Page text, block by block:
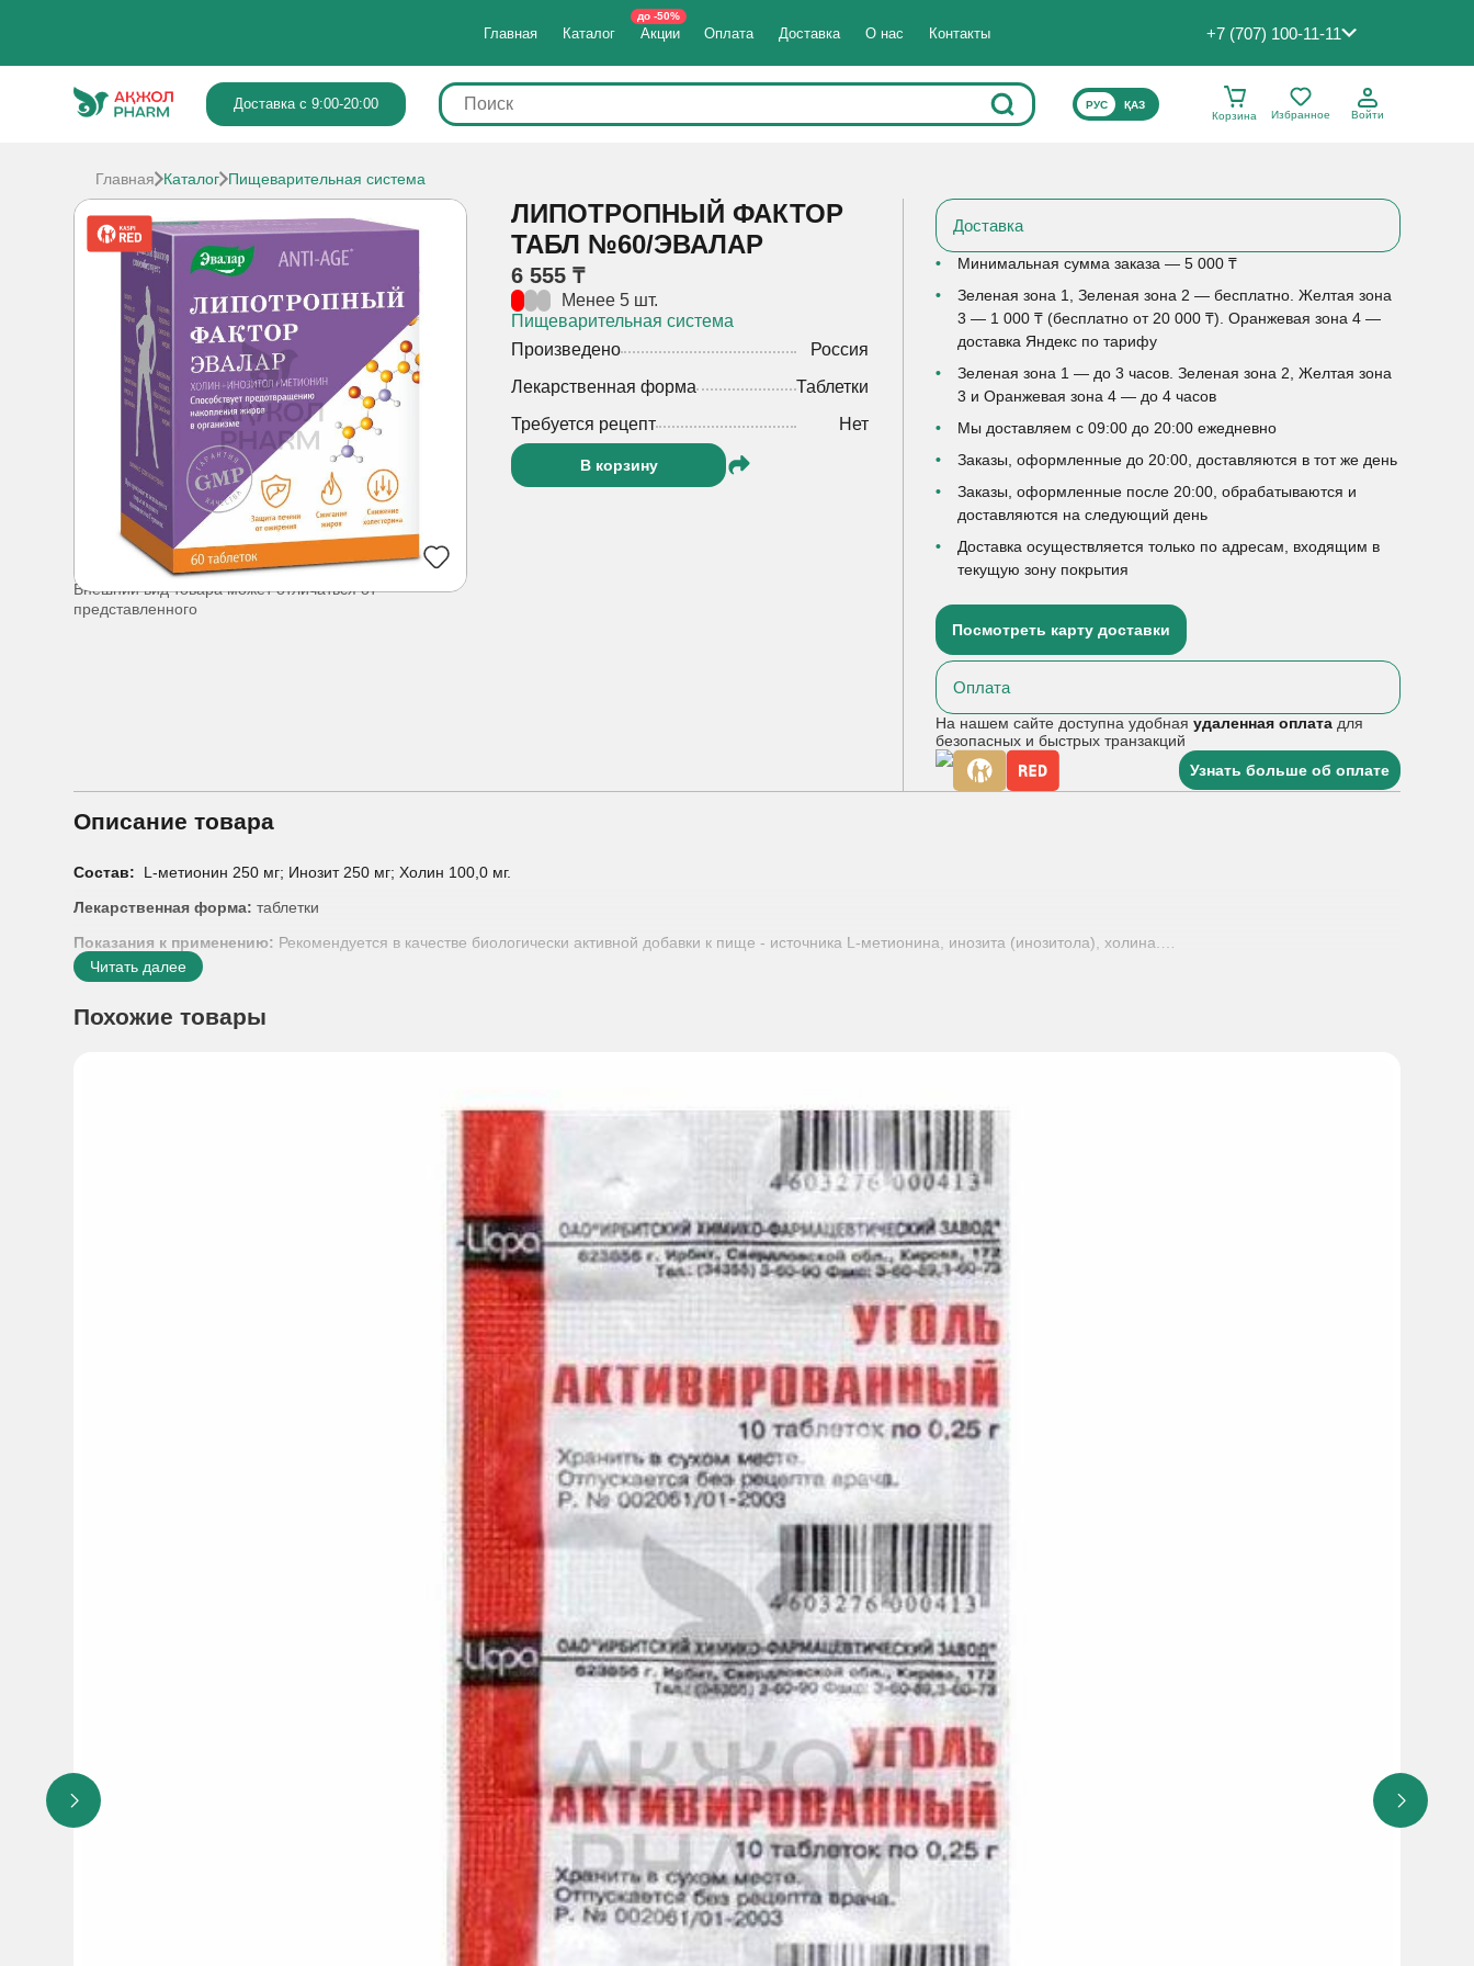
Главная Каталог Акции
до -50%
Оплата Доставка О нас Контакты +7 (707) 100-11-11
Доставка с 9:00-20:00 ВЫБЕРИТЕ ЯЗЫК САЙТА
РУС
ҚАЗ
Корзина
Избранное Войти
Главная Каталог Пищеварительная система
Внешний вид товара может отличаться от
представленного
ЛИПОТРОПНЫЙ ФАКТОР
ТАБЛ №60/ЭВАЛАР
6 555 ₸
Менее 5 шт.
Пищеварительная система
Произведено
Россия
Лекарственная форма
Таблетки
Требуется рецепт
Нет
В корзину
Доставка
Минимальная сумма заказа — 5 000 ₸
Зеленая зона 1, Зеленая зона 2 — бесплатно. Желтая зона
3 — 1 000 ₸ (бесплатно от 20 000 ₸). Оранжевая зона 4 —
доставка Яндекс по тарифу
Зеленая зона 1 — до 3 часов. Зеленая зона 2, Желтая зона
3 и Оранжевая зона 4 — до 4 часов
Мы доставляем с 09:00 до 20:00 ежедневно
Заказы, оформленные до 20:00, доставляются в тот же день
Заказы, оформленные после 20:00, обрабатываются и
доставляются на следующий день
Доставка осуществляется только по адресам, входящим в
текущую зону покрытия
Посмотреть карту доставки
Оплата
На нашем сайте доступна удобнаяудаленная оплата для
безопасных и быстрых транзакций
Узнать больше об оплате
Описание товара
Состав:
L-метионин 250 мг; Инозит 250 мг; Холин 100,0 мг.
Лекарственная форма: таблетки
Показания к применению: Рекомендуется в качестве биологически активной добавки к пище - источника L-метионина, инозита (инозитола), холина.
Три липотропных компонента (холин, инозит и метионин) способствуют предотвращению накопления жиров в организме, ускорению (стимуляции) жирового обмена, удалению
жиров из печени (защите печени от ожирения), ускорению процесса сжигания жиров, что важно для похудения и снижению уровня холестерина, выведению токсинов,
Способы применения:Взрослым по 2таблетки 2 раза в день во время еды, запивать достаточным количеством воды.
Читать далее
Похожие товары